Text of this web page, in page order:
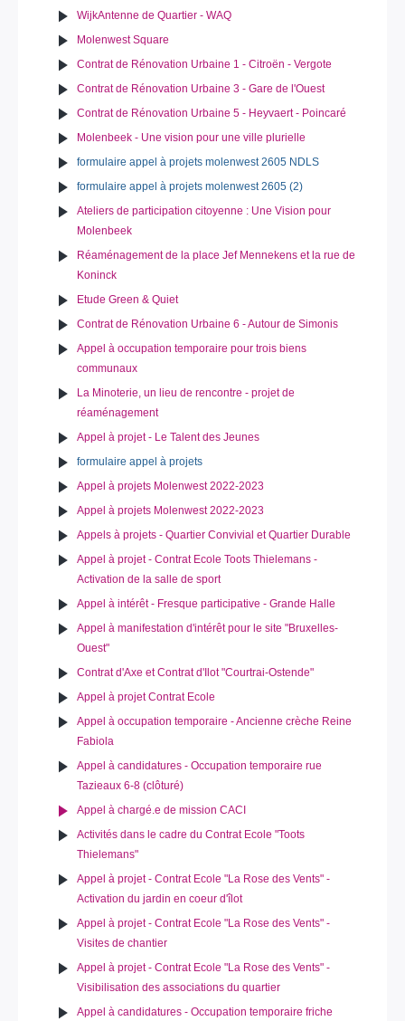
WijkAntenne de Quartier - WAQ
Molenwest Square
Contrat de Rénovation Urbaine 1 - Citroën - Vergote
Contrat de Rénovation Urbaine 3 - Gare de l'Ouest
Contrat de Rénovation Urbaine 5 - Heyvaert - Poincaré
Molenbeek - Une vision pour une ville plurielle
formulaire appel à projets molenwest 2605 NDLS
formulaire appel à projets molenwest 2605 (2)
Ateliers de participation citoyenne : Une Vision pour
Molenbeek
Réaménagement de la place Jef Mennekens et la rue de
Koninck
Etude Green & Quiet
Contrat de Rénovation Urbaine 6 - Autour de Simonis
Appel à occupation temporaire pour trois biens
communaux
La Minoterie, un lieu de rencontre - projet de
réaménagement
Appel à projet - Le Talent des Jeunes
formulaire appel à projets
Appel à projets Molenwest 2022-2023
Appel à projets Molenwest 2022-2023
Appels à projets - Quartier Convivial et Quartier Durable
Appel à projet - Contrat Ecole Toots Thielemans -
Activation de la salle de sport
Appel à intérêt - Fresque participative - Grande Halle
Appel à manifestation d'intérêt pour le site "Bruxelles-
Ouest"
Contrat d'Axe et Contrat d'Ilot "Courtrai-Ostende"
Appel à projet Contrat Ecole
Appel à occupation temporaire - Ancienne crèche Reine
Fabiola
Appel à candidatures - Occupation temporaire rue
Tazieaux 6-8 (clôturé)
Appel à chargé.e de mission CACI
Activités dans le cadre du Contrat Ecole "Toots
Thielemans"
Appel à projet - Contrat Ecole "La Rose des Vents" -
Activation du jardin en coeur d'îlot
Appel à projet - Contrat Ecole "La Rose des Vents" -
Visites de chantier
Appel à projet - Contrat Ecole "La Rose des Vents" -
Visibilisation des associations du quartier
Appel à candidatures - Occupation temporaire friche